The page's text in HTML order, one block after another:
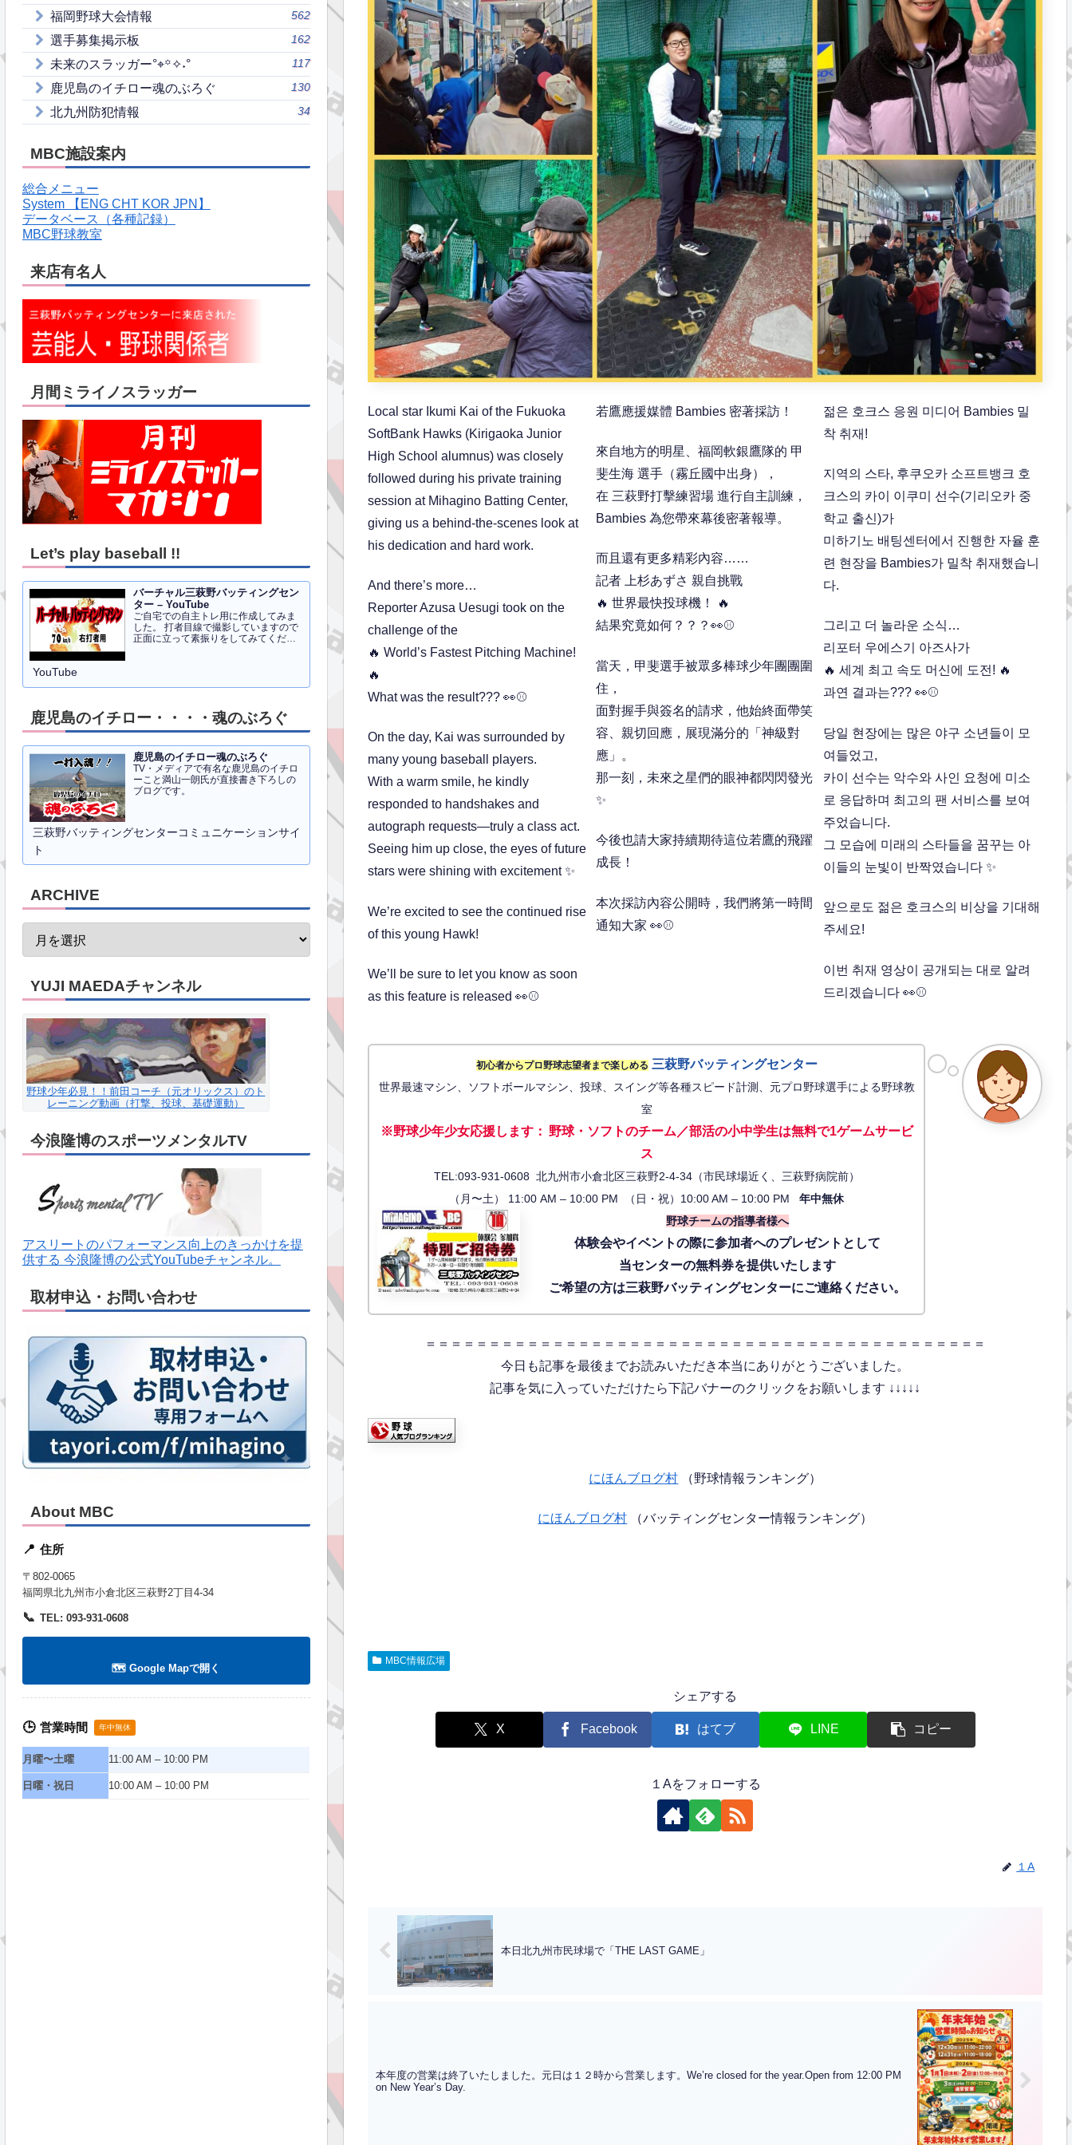
Local star Ikumi Kai of the Fukuoka
SoftBank Hawks (Kirigaoka Junior
High School alumnus) was closely
followed during his private training
session at Mihagino Batting Center,
giving us a behind-the-scenes look at
his dedication and hard work.
And there’s more…
Reporter Azusa Uesugi took on the
challenge of the
🔥 World’s Fastest Pitching Machine!
🔥
What was the result??? 👀⚾
On the day, Kai was surrounded by
many young baseball players.
With a warm smile, he kindly
responded to handshakes and
autograph requests—truly a class act.
Seeing him up close, the eyes of future
stars were shining with excitement ✨
We’re excited to see the continued rise
of this young Hawk!
We’ll be sure to let you know as soon
as this feature is released 👀⚾
若鷹應援媒體 Bambies 密著採訪！
來自地方的明星、福岡軟銀鷹隊的 甲
斐生海 選手（霧丘國中出身），
在 三萩野打擊練習場 進行自主訓練，
Bambies 為您帶來幕後密著報導。
而且還有更多精彩內容……
記者 上杉あずさ 親自挑戰
🔥 世界最快投球機！ 🔥
結果究竟如何？？？👀⚾
當天，甲斐選手被眾多棒球少年團團圍
住，
面對握手與簽名的請求，他始終面帶笑
容、親切回應，展現滿分的「神級對
應」。
那一刻，未來之星們的眼神都閃閃發光
✨
今後也請大家持續期待這位若鷹的飛躍
成長！
本次採訪內容公開時，我們將第一時間
通知大家 👀⚾
젊은 호크스 응원 미디어 Bambies 밀
착 취재!
지역의 스타, 후쿠오카 소프트뱅크 호
크스의 카이 이쿠미 선수(기리오카 중
학교 출신)가
미하기노 배팅센터에서 진행한 자율 훈
련 현장을 Bambies가 밀착 취재했습니
다.
그리고 더 놀라운 소식…
리포터 우에스기 아즈사가
🔥 세계 최고 속도 머신에 도전! 🔥
과연 결과는??? 👀⚾
당일 현장에는 많은 야구 소년들이 모
여들었고,
카이 선수는 악수와 사인 요청에 미소
로 응답하며 최고의 팬 서비스를 보여
주었습니다.
그 모습에 미래의 스타들을 꿈꾸는 아
이들의 눈빛이 반짝였습니다 ✨
앞으로도 젊은 호크스의 비상을 기대해
주세요!
이번 취재 영상이 공개되는 대로 알려
드리겠습니다 👀⚾
初心者からプロ野球志望者まで楽しめる 三萩野バッティングセンター
世界最速マシン、ソフトボールマシン、投球、スイング等各種スピード計測、元プロ野球選手による野球教
室
※野球少年少女応援します： 野球・ソフトのチーム／部活の小中学生は無料で1ゲームサービ
ス
TEL:093-931-0608 北九州市小倉北区三萩野2-4-34（市民球場近く、三萩野病院前）
（月〜土） 11:00 AM – 10:00 PM （日・祝）10:00 AM – 10:00 PM年中無休
野球チームの指導者様へ
体験会やイベントの際に参加者へのプレゼントとして
当センターの無料券を提供いたします
ご希望の方は三萩野バッティングセンターにご連絡ください。
＝＝＝＝＝＝＝＝＝＝＝＝＝＝＝＝＝＝＝＝＝＝＝＝＝＝＝＝＝＝＝＝＝＝＝＝＝＝＝＝＝＝＝＝
今日も記事を最後までお読みいただき本当にありがとうございました。
記事を気に入っていただけたら下記バナーのクリックをお願いします ↓↓↓↓↓
にほんブログ村 （野球情報ランキング）
にほんブログ村 （バッティングセンター情報ランキング）
MBC情報広場
シェアする
X Facebook はてブ LINE コピー
１Aをフォローする
１A
本日北九州市民球場で「THE LAST GAME」
本年度の営業は終了いたしました。元日は１２時から営業します。We’re closed for the year.Open from 12:00 PM
on New Year’s Day.
福岡野球大会情報 562
選手募集掲示板 162
未来のスラッガー°⌖꙳✧˖° 117
鹿児島のイチロー魂のぶろぐ 130
北九州防犯情報 34
MBC施設案内
総合メニュー
System 【ENG CHT KOR JPN】
データベース（各種記録）
MBC野球教室
来店有名人
月間ミライノスラッガー
Let’s play baseball !!
バーチャル三萩野バッティングセン
ター – YouTube
ご自宅での自主トレ用に作成してみま
した。 打者目線で撮影していますので
正面に立って素振りをしてみてくださ
YouTube
鹿児島のイチロー・・・・魂のぶろぐ
鹿児島のイチロー魂のぶろぐ
TV・メディアで有名な鹿児島のイチロ
ーこと満山一朗氏が直接書き下ろしの
ブログです。
三萩野バッティングセンターコミュニケーションサイ
ト
ARCHIVE
YUJI MAEDAチャンネル
野球少年必見！！前田コーチ（元オリックス）のト
レーニング動画（打撃、投球、基礎運動）
今浪隆博のスポーツメンタルTV
アスリートのパフォーマンス向上のきっかけを提
供する 今浪隆博の公式YouTubeチャンネル。
取材申込・お問い合わせ
About MBC
📍 住所
〒802-0065
福岡県北九州市小倉北区三萩野2丁目4-34
📞 TEL: 093-931-0608
🗺️ Google Mapで開く
🕒 営業時間 年中無休
月曜〜土曜 11:00 AM – 10:00 PM
日曜・祝日 10:00 AM – 10:00 PM